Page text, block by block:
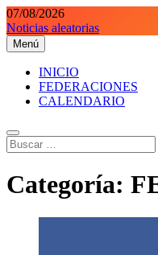
Saltar
al
contenido
07/08/2026
Noticias aleatorias
Orientaciondeportiva.es
Conoce el deporte de la
web.
Menú
INICIO
FEDERACIONES
CALENDARIO
Buscar:
Categoría: